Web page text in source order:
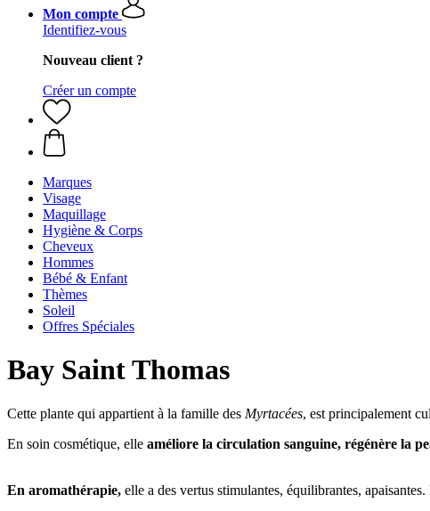
Mon compte
Identifiez-vous
Nouveau client ?
Créer un compte
Marques
Visage
Maquillage
Hygiène & Corps
Cheveux
Hommes
Bébé & Enfant
Thèmes
Soleil
Offres Spéciales
Bay Saint Thomas
Cette plante qui appartient à la famille des Myrtacées, est principalement
En soin cosmétique, elle améliore la circulation sanguine, régénère la
En aromathérapie, elle a des vertus stimulantes, équilibrantes,